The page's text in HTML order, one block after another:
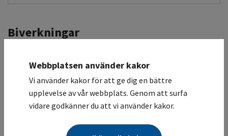
Biverkningar
Pembrolizumab Intravenös infusion
Observandum Kontroll
Stödjande
behandling
Webbplatsen använder kakor
Vi använder kakor för att ge dig en bättre
upplevelse av vår webbplats. Genom att surfa
vidare godkänner du att vi använder kakor.